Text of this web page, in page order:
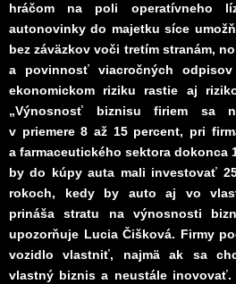
hráčom na poli operatívneho
autonovinky do majetku síce
bez záväzkov voči tretím stranám,
a povinnosť viacročných
ekonomickom riziku rastie aj
„Výnosnosť biznisu firiem sa
v priemere 8 až 15 percent, pri
a farmaceutického sektora dokonca
by do kúpy auta mali investovať
rokoch, kedy by auto aj vo
prináša stratu na výnosnosti
upozorňuje Lucia Čišková. Firmy
vozidlo vlastniť, najmä ak sa
vlastný biznis a neustále